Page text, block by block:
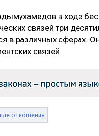
в ходе
связей три
в различных сферах.
связей.
отношения